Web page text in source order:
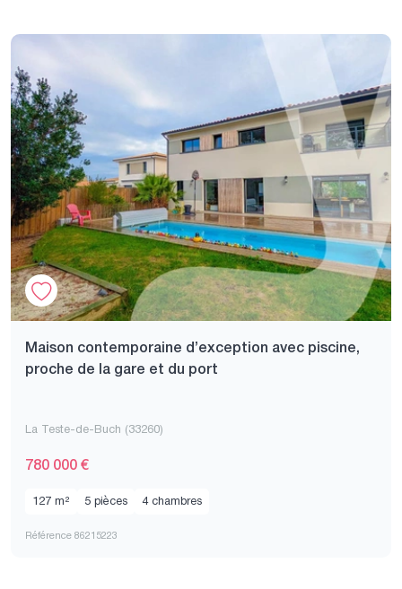
Maison contemporaine d’exception avec piscine,
proche de la gare et du port
La Teste-de-Buch (33260)
780 000 €
127 m² 5 pièces 4 chambres
Référence 86215223